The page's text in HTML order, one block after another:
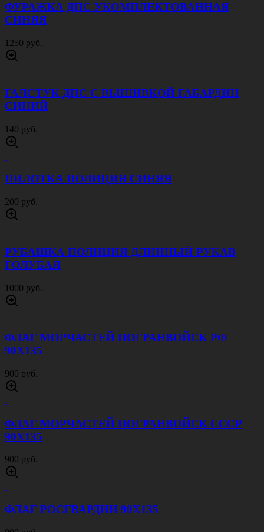
ФУРАЖКА ДПС УКОМПЛЕКТОВАННАЯ
СИНЯЯ
1250 руб.
ГАЛСТУК ДПС С ВЫШИВКОЙ ГАБАРДИН
СИНИЙ
140 руб.
ПИЛОТКА ПОЛИЦИЯ СИНЯЯ
200 руб.
РУБАШКА ПОЛИЦИЯ ДЛИННЫЙ РУКАВ
ГОЛУБАЯ
1000 руб.
ФЛАГ МОРЧАСТЕЙ ПОГРАНВОЙСК РФ
90Х135
900 руб.
ФЛАГ МОРЧАСТЕЙ ПОГРАНВОЙСК СССР
90Х135
900 руб.
ФЛАГ РОСГВАРДИИ 90Х135